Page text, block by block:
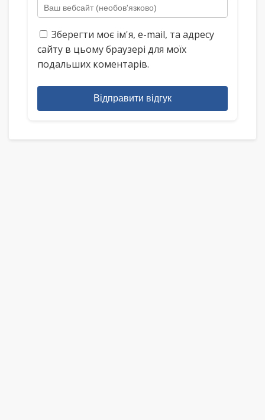
Зберегти моє ім'я, e-mail, та адресу
сайту в цьому браузері для моїх
подальших коментарів.
Відправити відгук